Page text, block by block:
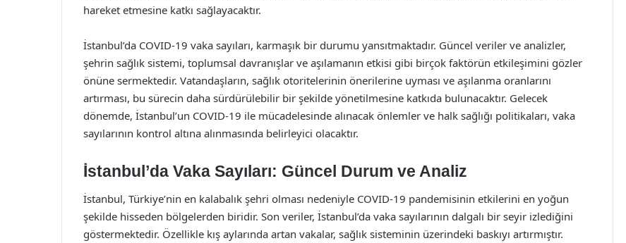
hareket etmesine katkı sağlayacaktır.
İstanbul’da COVID-19 vaka sayıları, karmaşık bir durumu yansıtmaktadır. Güncel veriler ve analizler,
şehrin sağlık sistemi, toplumsal davranışlar ve aşılamanın etkisi gibi birçok faktörün etkileşimini gözler
önüne sermektedir. Vatandaşların, sağlık otoritelerinin önerilerine uyması ve aşılanma oranlarını
artırması, bu sürecin daha sürdürülebilir bir şekilde yönetilmesine katkıda bulunacaktır. Gelecek
dönemde, İstanbul’un COVID-19 ile mücadelesinde alınacak önlemler ve halk sağlığı politikaları, vaka
sayılarının kontrol altına alınmasında belirleyici olacaktır.
İstanbul’da Vaka Sayıları: Güncel Durum ve Analiz
İstanbul, Türkiye’nin en kalabalık şehri olması nedeniyle COVID-19 pandemisinin etkilerini en yoğun
şekilde hisseden bölgelerden biridir. Son veriler, İstanbul’da vaka sayılarının dalgalı bir seyir izlediğini
göstermektedir. Özellikle kış aylarında artan vakalar, sağlık sisteminin üzerindeki baskıyı artırmıştır.